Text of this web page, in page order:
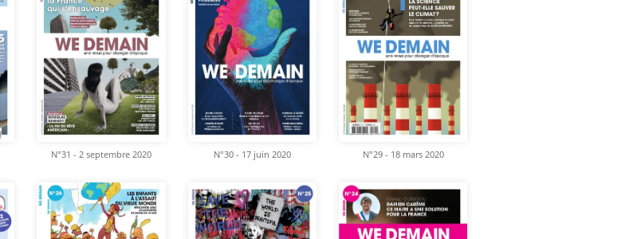
N°31 - 2 septembre 2020 N°30 - 17 juin 2020 N°29 - 18 mars 2020